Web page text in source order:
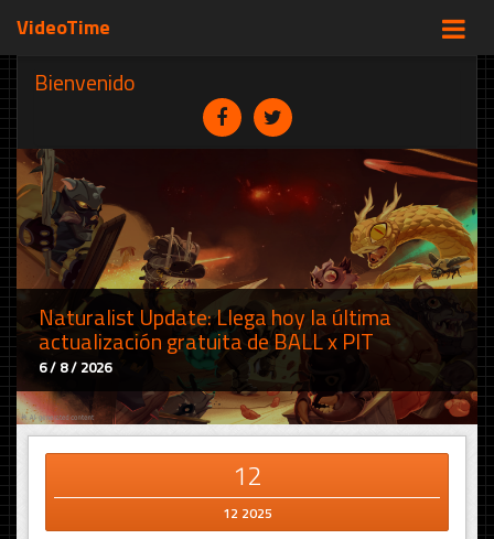
VideoTime
Bienvenido
Naturalist Update: Llega hoy la última
actualización gratuita de BALL x PIT
6 / 8 / 2026
12
12 2025